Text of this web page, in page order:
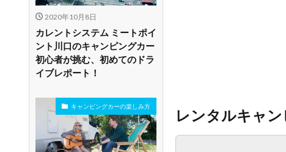
レンタルキャ
2020年10月8日
カレントシステム ミートポイ
ント川口のキャンピングカー
初心者が挑む、初めてのドラ
イブレポート！
キャンピングカーの楽しみ方